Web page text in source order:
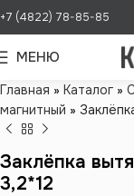
+7 (4822) 78-85-85
МЕНЮ
Главная » Каталог »
магнитный »
Заклёпка
3,2*12